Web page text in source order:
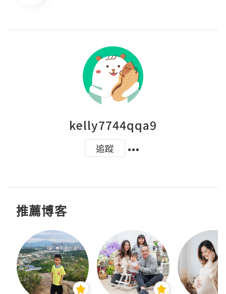
kelly7744qqa9
追蹤
推薦博客